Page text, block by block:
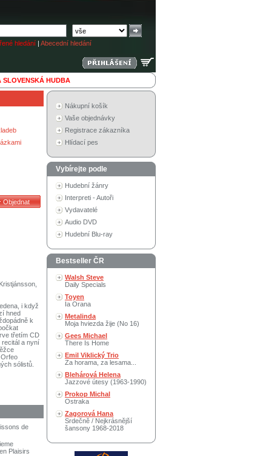
hledání | Abecední hledání
SLOVENSKÁ HUDBA
i když
hned
k
třetím CD
recitál a nyní
sólistů.
de
Plaisirs
Nákupní košík
Vaše objednávky
Registrace zákazníka
Hlídací pes
Vybírejte podle
Hudební žánry
Interpreti - Autoři
Vydavatelé
Audio DVD
Hudební Blu-ray
Bestseller ČR
Walsh Steve
Daily Specials
Toyen
Ia Orana
Metalinda
Moja hviezda žije (No 16)
Gees Michael
There Is Home
Emil Viklický Trio
Za horama, za lesama...
Blehárová Helena
Jazzové útesy (1963-1990)
Prokop Michal
Ostraka
Zagorová Hana
Srdečně / Nejkrásnější
šansony 1968-2018